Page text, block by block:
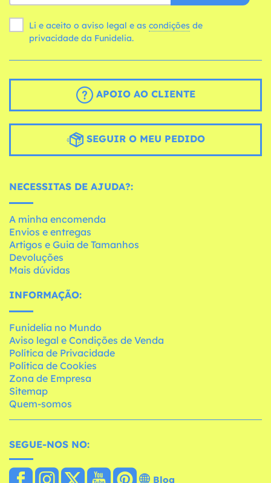
Li e aceito o aviso legal e as condições
privacidade da Funidelia.
APOIO AO CLIENTE
SEGUIR O MEU PEDIDO
NECESSITAS DE AJUDA?:
A minha encomenda
Envios e entregas
Artigos e Guia de Tamanhos
Devoluções
Mais dúvidas
INFORMAÇÃO:
Funidelia no Mundo
Aviso legal e Condições de Venda
Política de Privacidade
Política de Cookies
Zona de Empresa
Sitemap
Quem-somos
SEGUE-NOS NO:
Blog